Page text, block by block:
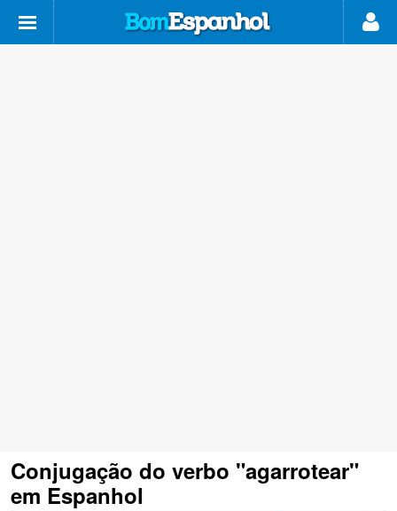
Conjugação do verbo "agarrotear"
em Espanhol